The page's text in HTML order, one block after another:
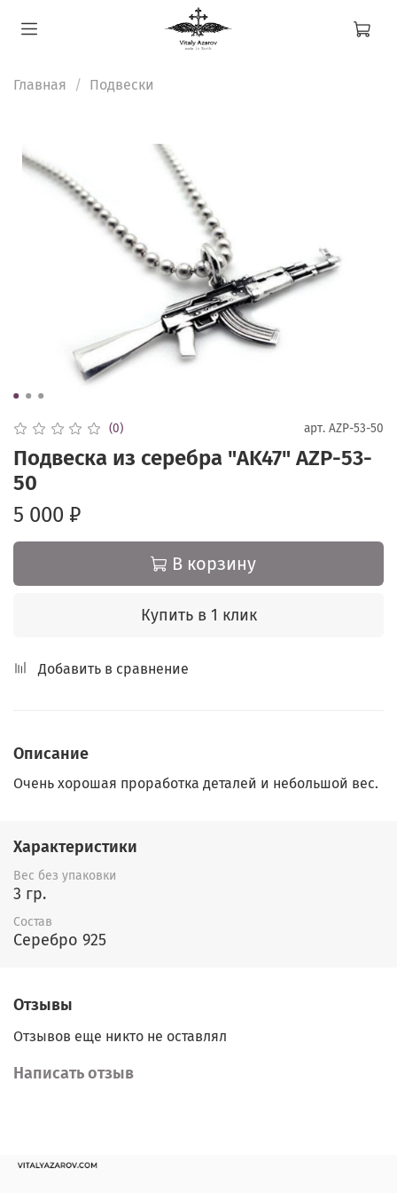
Главная Подвески
(0) арт. AZP-53-50
Подвеска из серебра "AK47" AZP-53-
50
5 000 ₽
В корзину
Купить в 1 клик
Добавить в сравнение
Описание
Очень хорошая проработка деталей и небольшой вес.
Характеристики
Вес без упаковки
3 гр.
Состав
Серебро 925
Отзывы
Отзывов еще никто не оставлял
Написать отзыв